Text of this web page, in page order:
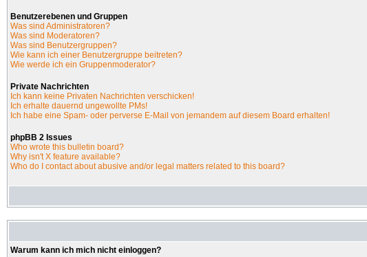
Benutzerebenen und Gruppen
Was sind Administratoren?
Was sind Moderatoren?
Was sind Benutzergruppen?
Wie kann ich einer Benutzergruppe beitreten?
Wie werde ich ein Gruppenmoderator?
Private Nachrichten
Ich kann keine Privaten Nachrichten verschicken!
Ich erhalte dauernd ungewollte PMs!
Ich habe eine Spam- oder perverse E-Mail von jemandem auf diesem Board erhalten!
phpBB 2 Issues
Who wrote this bulletin board?
Why isn't X feature available?
Who do I contact about abusive and/or legal matters related to this board?
Warum kann ich mich nicht einloggen?